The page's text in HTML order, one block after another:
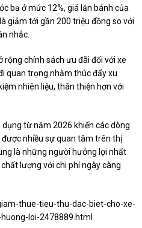
bạ ở mức 12%, giá lăn bánh của
giảm tới gần 200 triệu đồng so với
nhắc.
rộng chính sách ưu đãi đối với xe
quan trọng nhằm thúc đẩy xu
nhiên liệu, thân thiện hơn với
từ năm 2026 khiến các dòng
nhiều sự quan tâm trên thị
là những người hưởng lợi nhất
lượng với chi phí ngày càng
thue-tieu-thu-dac-biet-cho-xe-
loi-2478889.html